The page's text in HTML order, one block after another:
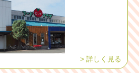
> 詳しく見る